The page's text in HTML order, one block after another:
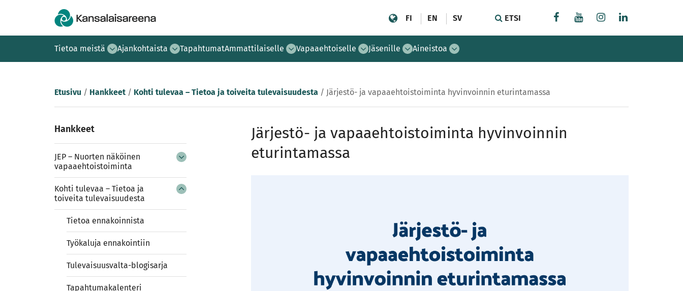
FI EN SV ETSI
Tietoa meistä Ajankohtaista TapahtumatAmmattilaiselle Vapaaehtoiselle Jäsenille Aineistoa
Etusivu / Hankkeet / Kohti tulevaa – Tietoa ja toiveita tulevaisuudesta / Järjestö- ja vapaaehtoistoiminta hyvinvoinnin eturintamassa
Hankkeet
JEP – Nuorten näköinen
vapaaehtoistoiminta
Kohti tulevaa – Tietoa ja
toiveita tulevaisuudesta
Tietoa ennakoinnista
Työkaluja ennakointiin
Tulevaisuusvalta-blogisarja
Tapahtumakalenteri
Järjestö- ja vapaaehtoistoiminta hyvinvoinnin
eturintamassa